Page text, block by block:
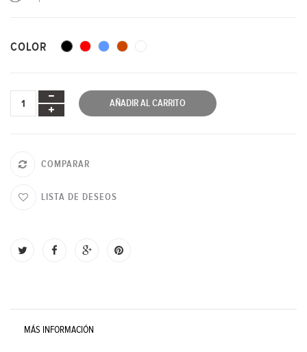
COLOR
AÑADIR AL CARRITO
COMPARAR
LISTA DE DESEOS
MÁS INFORMACIÓN